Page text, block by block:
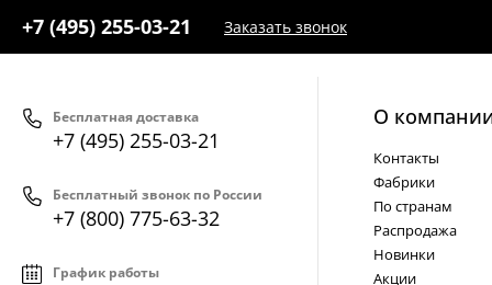
+7 (495) 255-03-21 Заказать звонок
Бесплатная доставка
+7 (495) 255-03-21
Бесплатный звонок по России
+7 (800) 775-63-32
График работы
О
Контакты
Фабрики
По странам
Распродажа
Новинки
Акции